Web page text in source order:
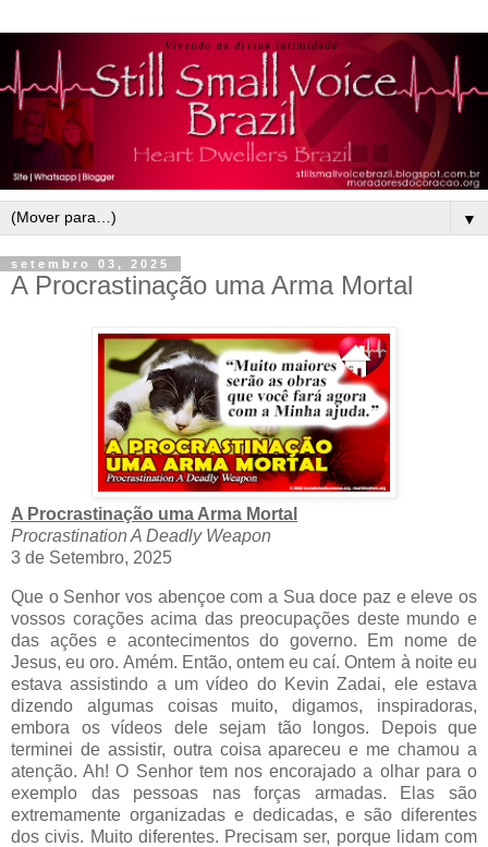
▼
setembro 03, 2025
A Procrastinação uma Arma Mortal
A Procrastinação uma Arma Mortal
Procrastination A Deadly Weapon
3 de Setembro, 2025
Que o Senhor vos abençoe com a Sua doce paz e eleve os
vossos corações acima das preocupações deste mundo e
das ações e acontecimentos do governo. Em nome de
Jesus, eu oro. Amém. Então, ontem eu caí. Ontem à noite eu
estava assistindo a um vídeo do Kevin Zadai, ele estava
dizendo algumas coisas muito, digamos, inspiradoras,
embora os vídeos dele sejam tão longos. Depois que
terminei de assistir, outra coisa apareceu e me chamou a
atenção. Ah! O Senhor tem nos encorajado a olhar para o
exemplo das pessoas nas forças armadas. Elas são
extremamente organizadas e dedicadas, e são diferentes
dos civis. Muito diferentes. Precisam ser, porque lidam com